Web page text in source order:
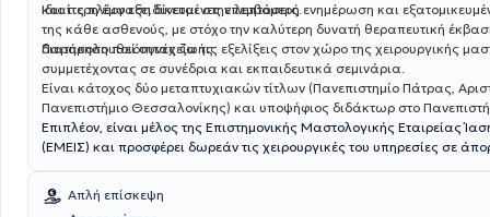
και τις πλέον εξειδικευμένες επεμβάσεις.
Ιδιαίτερη έμφαση δίνεται στην λεπτομερή ενημέρωση και
της κάθε ασθενούς, με στόχο την καλύτερη δυνατή θεραπευτική
διατήρηση ποιότητας ζωής.
Παρακολουθεί συνέχεια τις εξελίξεις στον χώρο της χειρουργικής
συμμετέχοντας σε συνέδρια και εκπαιδευτικά σεμινάρια.
Είναι κάτοχος δύο μεταπτυχιακών τίτλων (Πανεπιστημίο Πάτρας,
Πανεπιστήμιο Θεσσαλονίκης) και υποψήφιος διδάκτωρ στο
Επιπλέον, είναι μέλος της Επιστημονικής Μαστολογικής Εταιρείας
(ΕΜΕΙΣ) και προσφέρει δωρεάν τις χειρουργικές του υπηρεσίες σε άπορες ασθενείς με
για τον καρκίνο του μαστού και εξέταση γυναικών σε απομακρυσμένα
Ελλάδας.
Απλή επίσκεψη